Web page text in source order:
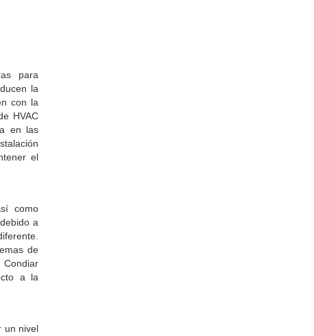
para
la
con la
HVAC
en las
el
como
a
de
Condiar
a la
un nivel